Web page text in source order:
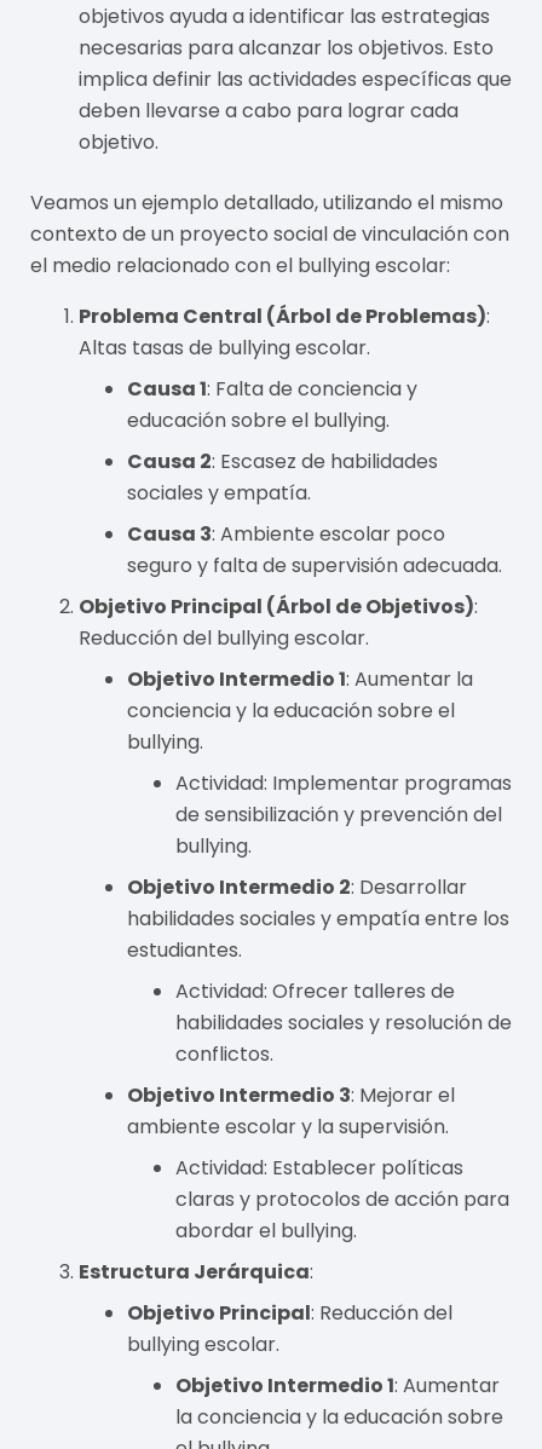
objetivos ayuda a identificar las estrategias
necesarias para alcanzar los objetivos. Esto
implica definir las actividades específicas que
deben llevarse a cabo para lograr cada
objetivo.
Veamos un ejemplo detallado, utilizando el mismo
contexto de un proyecto social de vinculación con
el medio relacionado con el bullying escolar:
Problema Central (Árbol de Problemas):
Altas tasas de bullying escolar.
Causa 1: Falta de conciencia y
educación sobre el bullying.
Causa 2: Escasez de habilidades
sociales y empatía.
Causa 3: Ambiente escolar poco
seguro y falta de supervisión adecuada.
Objetivo Principal (Árbol de Objetivos):
Reducción del bullying escolar.
Objetivo Intermedio 1: Aumentar la
conciencia y la educación sobre el
bullying.
Actividad: Implementar programas
de sensibilización y prevención del
bullying.
Objetivo Intermedio 2: Desarrollar
habilidades sociales y empatía entre los
estudiantes.
Actividad: Ofrecer talleres de
habilidades sociales y resolución de
conflictos.
Objetivo Intermedio 3: Mejorar el
ambiente escolar y la supervisión.
Actividad: Establecer políticas
claras y protocolos de acción para
abordar el bullying.
Estructura Jerárquica:
Objetivo Principal: Reducción del
bullying escolar.
Objetivo Intermedio 1: Aumentar
la conciencia y la educación sobre